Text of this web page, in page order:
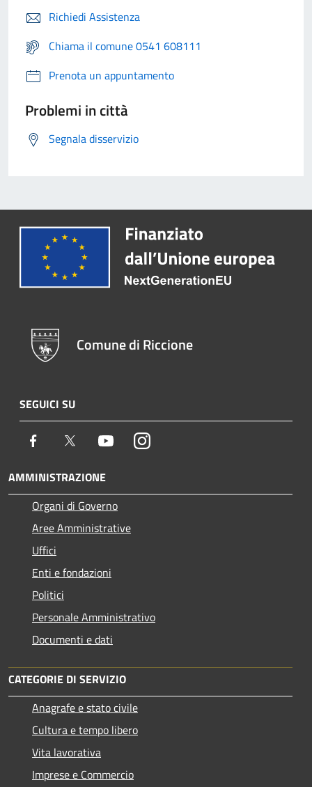
Richiedi Assistenza
Chiama il comune 0541 608111
Prenota un appuntamento
Problemi in città
Segnala disservizio
Comune di Riccione
SEGUICI SU
Facebook Twitter YoutubeInstagram
AMMINISTRAZIONE
Organi di Governo
Aree Amministrative
Uffici
Enti e fondazioni
Politici
Personale Amministrativo
Documenti e dati
CATEGORIE DI SERVIZIO
Anagrafe e stato civile
Cultura e tempo libero
Vita lavorativa
Imprese e Commercio